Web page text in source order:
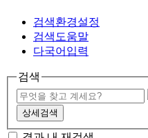
검색환경설정
검색도움말
다국어입력
검색
상세검색